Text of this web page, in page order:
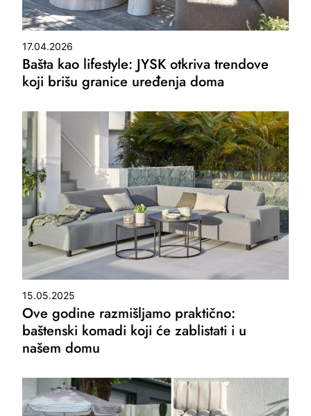
17.04.2026
Bašta kao lifestyle: JYSK otkriva trendove
koji brišu granice uređenja doma
15.05.2025
Ove godine razmišljamo praktično:
baštenski komadi koji će zablistati i u
našem domu